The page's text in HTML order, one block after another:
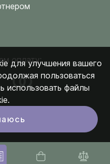
оплату:
для улучшения вашего
пользоваться
использовать файлы